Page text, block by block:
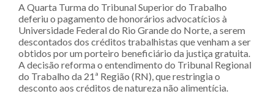
A Quarta Turma do Tribunal Superior do Trabalho
deferiu o pagamento de honorários advocatícios à
Universidade Federal do Rio Grande do Norte, a serem
descontados dos créditos trabalhistas que venham a ser
obtidos por um porteiro beneficiário da justiça gratuita.
A decisão reforma o entendimento do Tribunal Regional
do Trabalho da 21ª Região (RN), que restringia o
desconto aos créditos de natureza não alimentícia.